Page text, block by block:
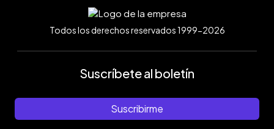
Todos los derechos reservados 1999-2026
Suscríbete al boletín
Suscribirme